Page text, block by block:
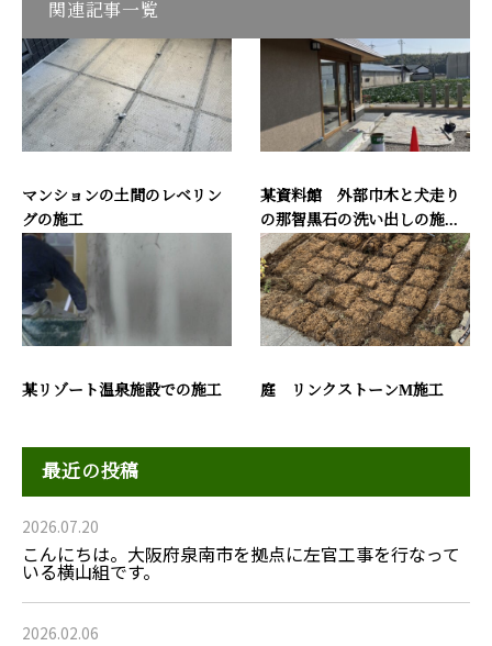
関連記事一覧
マンションの土間のレベリン
グの施工
某資料館 外部巾木と犬走り
の那智黒石の洗い出しの施...
某リゾート温泉施設での施工 庭 リンクストーンM施工
最近の投稿
2026.07.20
こんにちは。大阪府泉南市を拠点に左官工事を行なって
いる横山組です。
2026.02.06